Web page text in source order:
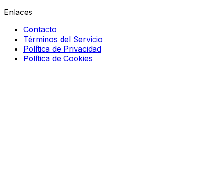
Enlaces
Contacto
Términos del Servicio
Política de Privacidad
Política de Cookies